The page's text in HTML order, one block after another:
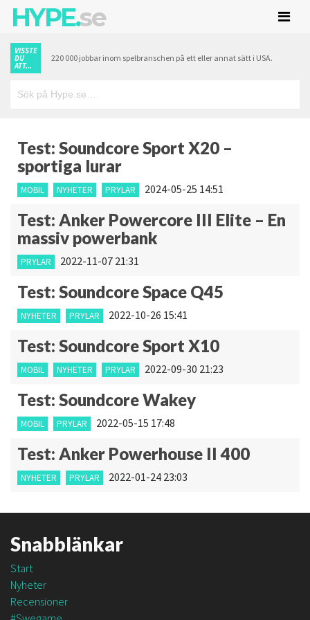
HYPE.se
VISSTE
DU
ATT...
220 000 jobbar inom spelbranschen på ett eller annat sätt i USA.
Test: Soundcore Sport X20 –
sportiga lurar
MOBIL NYHETER PRYLAR 2024-05-25 14:51
Test: Anker Powercore III Elite – En
massiv powerbank
PRYLAR 2022-11-07 21:31
Test: Soundcore Space Q45
NYHETER PRYLAR 2022-10-26 15:41
Test: Soundcore Sport X10
MOBIL NYHETER PRYLAR 2022-09-30 21:23
Test: Soundcore Wakey
MOBIL PRYLAR 2022-05-15 17:48
Test: Anker Powerhouse II 400
NYHETER PRYLAR 2022-01-24 23:03
Snabblänkar
Start
Nyheter
Recensioner